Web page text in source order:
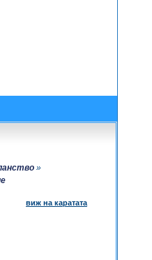
»
виж на каратата